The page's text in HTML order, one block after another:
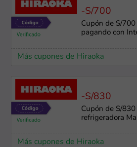
-S/700
Cupón de S/
pagando con
Más cupones de Hiraoka
-S/830
Cupón de S/830
refrigeradora
Más cupones de Hiraoka